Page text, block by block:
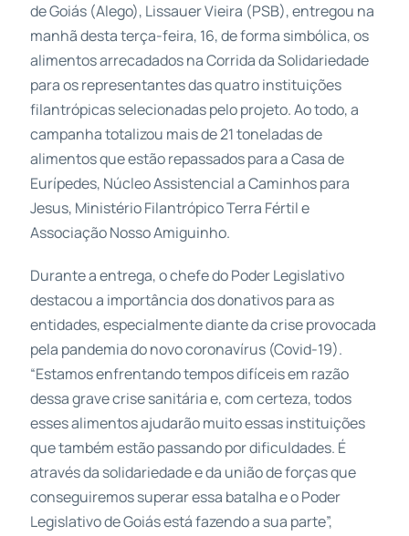
de Goiás (Alego), Lissauer Vieira (PSB), entregou na
manhã desta terça-feira, 16, de forma simbólica, os
alimentos arrecadados na Corrida da Solidariedade
para os representantes das quatro instituições
filantrópicas selecionadas pelo projeto. Ao todo, a
campanha totalizou mais de 21 toneladas de
alimentos que estão repassados para a Casa de
Eurípedes, Núcleo Assistencial a Caminhos para
Jesus, Ministério Filantrópico Terra Fértil e
Associação Nosso Amiguinho.
Durante a entrega, o chefe do Poder Legislativo
destacou a importância dos donativos para as
entidades, especialmente diante da crise provocada
pela pandemia do novo coronavírus (Covid-19).
“Estamos enfrentando tempos difíceis em razão
dessa grave crise sanitária e, com certeza, todos
esses alimentos ajudarão muito essas instituições
que também estão passando por dificuldades. É
através da solidariedade e da união de forças que
conseguiremos superar essa batalha e o Poder
Legislativo de Goiás está fazendo a sua parte”,